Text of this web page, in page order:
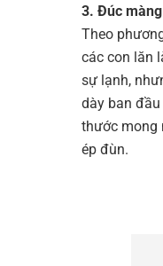
3. Đúc
Theo
các con lăn
sự lạnh,
dày ban
thước mong
ép đùn.